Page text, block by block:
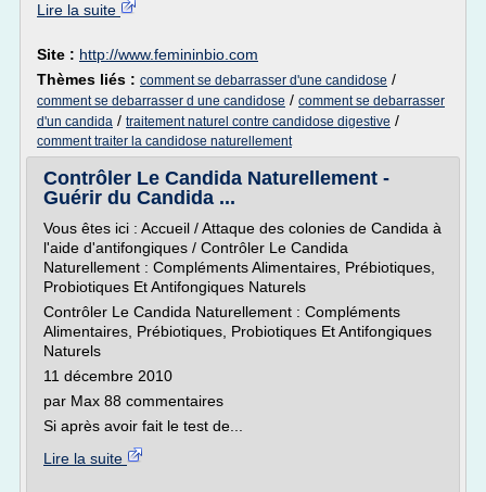
Lire la suite
Site : http://www.femininbio.com
Thèmes liés : comment se debarrasser d'une candidose /
comment se debarrasser d une candidose / comment se debarrasser
d'un candida / traitement naturel contre candidose digestive /
comment traiter la candidose naturellement
Contrôler Le Candida Naturellement -
Guérir du Candida ...
Vous êtes ici : Accueil / Attaque des colonies de Candida à
l'aide d'antifongiques / Contrôler Le Candida
Naturellement : Compléments Alimentaires, Prébiotiques,
Probiotiques Et Antifongiques Naturels
Contrôler Le Candida Naturellement : Compléments
Alimentaires, Prébiotiques, Probiotiques Et Antifongiques
Naturels
11 décembre 2010
par Max 88 commentaires
Si après avoir fait le test de...
Lire la suite